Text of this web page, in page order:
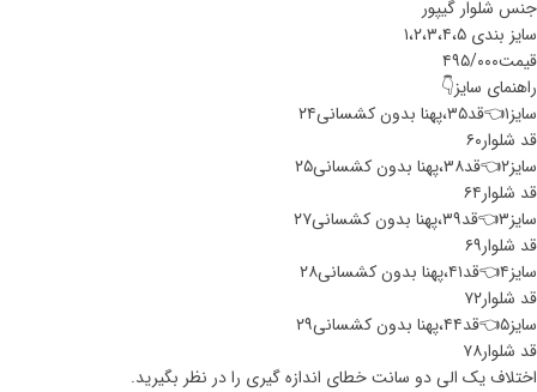
جنس شلوار گیپور
سایز بندی ۱،۲،۳،۴،۵
قیمت۴۹۵/۰۰۰
راهنمای سایز👇
سایز۱👈قد۳۵،پهنا بدون کشسانی۲۴
قد شلوار۶۰
سایز۲👈قد۳۸،پهنا بدون کشسانی۲۵
قد شلوار۶۴
سایز۳👈قد۳۹،پهنا بدون کشسانی۲۷
قد شلوار۶۹
سایز۴👈قد۴۱،پهنا بدون کشسانی۲۸
قد شلوار۷۲
سایز۵👈قد۴۴،پهنا بدون کشسانی۲۹
قد شلوار۷۸
اختلاف یک الی دو سانت خطای اندازه گیری را در نظر بگیرید.